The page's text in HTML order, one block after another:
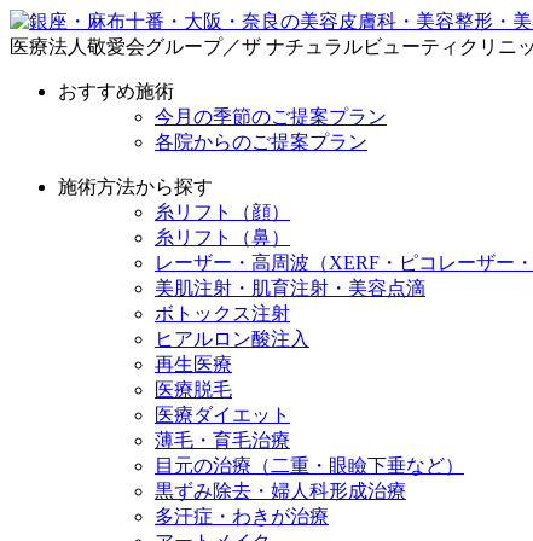
医療法人敬愛会グループ／ザ ナチュラルビューティクリ
おすすめ施術
今月の季節のご提案プラン
各院からのご提案プラン
施術方法から探す
糸リフト（顔）
糸リフト（鼻）
レーザー・高周波（XERF・ピコレーザー・
美肌注射・肌育注射・美容点滴
ボトックス注射
ヒアルロン酸注入
再生医療
医療脱毛
医療ダイエット
薄毛・育毛治療
目元の治療（二重・眼瞼下垂など）
黒ずみ除去・婦人科形成治療
多汗症・わきが治療